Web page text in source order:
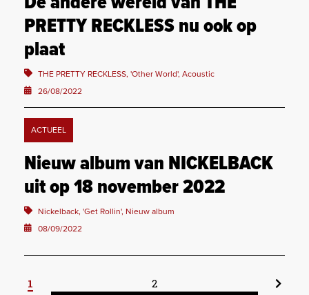
PRETTY RECKLESS nu ook op
plaat
THE PRETTY RECKLESS, 'Other World', Acoustic
26/08/2022
ACTUEEL
Nieuw album van NICKELBACK
uit op 18 november 2022
Nickelback, 'Get Rollin', Nieuw album
08/09/2022
1 2